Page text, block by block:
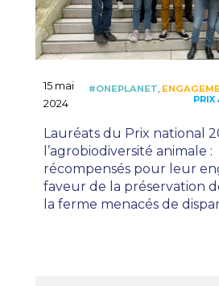
15 mai
2024
Lauréats du Prix national
l’agrobiodiversité animale
récompensés pour leur
faveur de la préservation
la ferme menacés de